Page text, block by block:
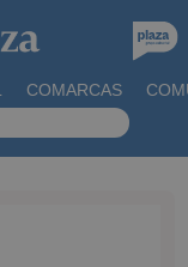
COMARCAS